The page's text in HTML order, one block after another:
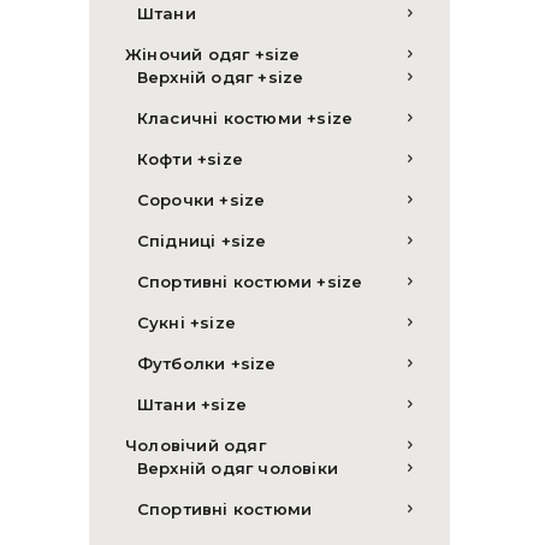
Штани
Жіночий одяг +size
Верхній одяг +size
Класичні костюми +size
Кофти +size
Сорочки +size
Спідниці +size
Спортивні костюми +size
Сукні +size
Футболки +size
Штани +size
Чоловічий одяг
Верхній одяг чоловіки
Спортивні костюми